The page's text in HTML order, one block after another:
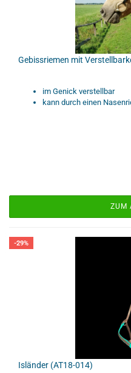
Gebissriemen mit
im Genick verstellbar
kann durch einen
ZUM
-29%
Isländer (AT18-014)